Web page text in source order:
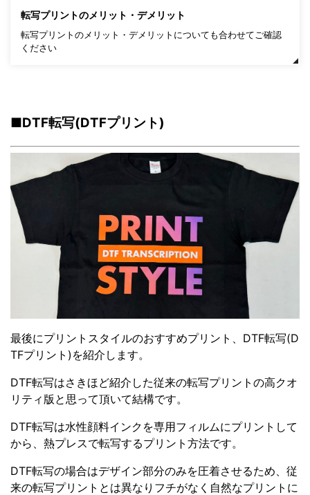
転写プリントのメリット・デメリット
転写プリントのメリット・デメリットについても合わせてご確認
ください
■DTF転写(DTFプリント)
最後にプリントスタイルのおすすめプリント、DTF転写(D
TFプリント)を紹介します。
DTF転写はさきほど紹介した従来の転写プリントの高クオ
リティ版と思って頂いて結構です。
DTF転写は水性顔料インクを専用フィルムにプリントして
から、熱プレスで転写するプリント方法です。
DTF転写の場合はデザイン部分のみを圧着させるため、従
来の転写プリントとは異なりフチがなく自然なプリントに